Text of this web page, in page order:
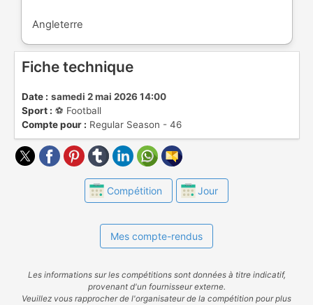
fusion avec la Southern League ( fondée en
1894 ) par la Football League. Le nom de
*League One* date de 2004. Sur les 24
équipes engagées, les meilleures du
championnat sont promues en [EFL
Championship]
(https://www.ostadium.com/competition/76/efl-
championship), les dernières descendent en
EFL League Two.
Angleterre
Fiche technique
Date : samedi 2 mai 2026 14:00
Sport : ⚽️ Football
Compte pour : Regular Season - 46
Compétition Jour
Mes compte-rendus
Les informations sur les compétitions sont données à titre indicatif,
provenant d'un fournisseur externe.
Veuillez vous rapprocher de l'organisateur de la compétition pour plus